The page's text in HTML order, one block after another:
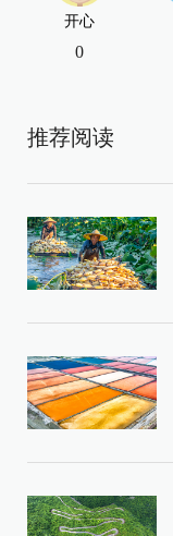
开心
0
推荐阅读